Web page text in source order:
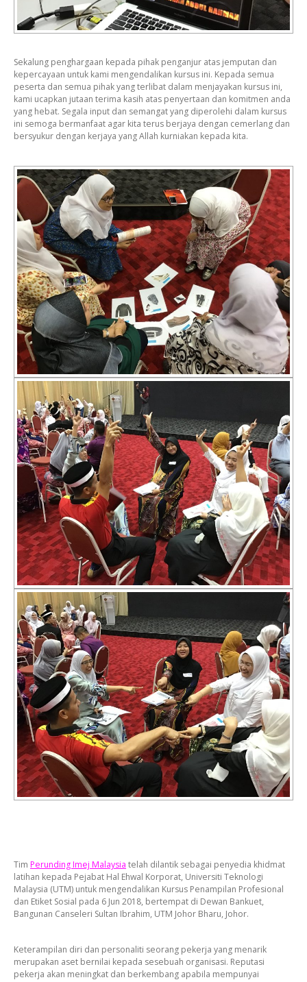
Sekalung penghargaan kepada pihak penganjur atas jemputan dan
kepercayaan untuk kami mengendalikan kursus ini. Kepada semua
peserta dan semua pihak yang terlibat dalam menjayakan kursus ini,
kami ucapkan jutaan terima kasih atas penyertaan dan komitmen anda
yang hebat. Segala input dan semangat yang diperolehi dalam kursus
ini semoga bermanfaat agar kita terus berjaya dengan cemerlang dan
bersyukur dengan kerjaya yang Allah kurniakan kepada kita.
Tim Perunding Imej Malaysia telah dilantik sebagai penyedia khidmat
latihan kepada Pejabat Hal Ehwal Korporat, Universiti Teknologi
Malaysia (UTM) untuk mengendalikan Kursus Penampilan Profesional
dan Etiket Sosial pada 6 Jun 2018, bertempat di Dewan Bankuet,
Bangunan Canseleri Sultan Ibrahim, UTM Johor Bharu, Johor.
Keterampilan diri dan personaliti seorang pekerja yang menarik
merupakan aset bernilai kepada sesebuah organisasi. Reputasi
pekerja akan meningkat dan berkembang apabila mempunyai